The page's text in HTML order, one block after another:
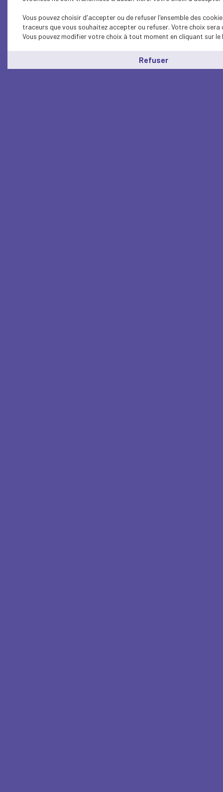
Vous pouvez choisir d'accepter ou de refuser l'ensemble des
traceurs que vous souhaitez accepter ou refuser. Votre choix
Vous pouvez modifier votre choix à tout moment en cliquant sur le
Refuser